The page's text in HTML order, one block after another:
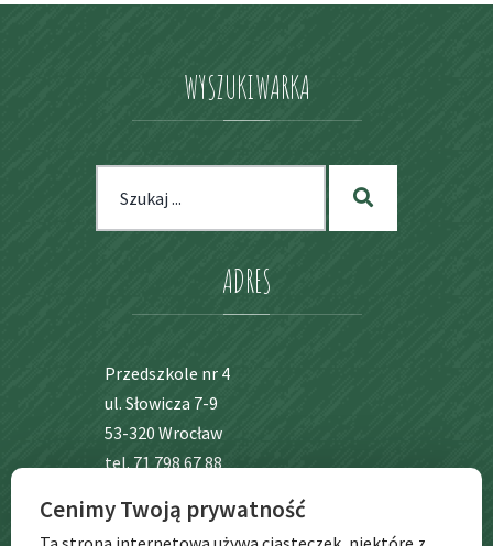
WYSZUKIWARKA
dla:
ADRES
Przedszkole nr 4
ul. Słowicza 7-9
53-320 Wrocław
tel. 71 798 67 88
BIP
Cenimy Twoją prywatność